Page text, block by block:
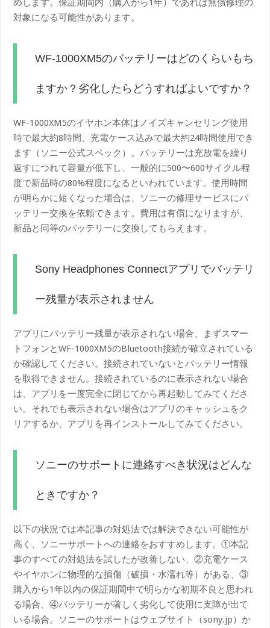
めします。保証期間内（購入から1年）であれば無償修理の
対象になる可能性があります。
WF-1000XM5のバッテリーはどのくらいもち
ますか？劣化したらどうすればよいですか？
WF-1000XM5のイヤホン本体はノイズキャンセリング使用
時で最大約8時間、充電ケース込みで最大約24時間使用でき
ます（ソニー公式スペック）。バッテリーは充放電を繰り
返すにつれて容量が低下し、一般的に500〜600サイクル程
度で新品時の80%程度になるといわれています。使用時間
が明らかに短くなった場合は、ソニーの修理サービスにバ
ッテリー交換を依頼できます。費用は有償になりますが、
新品と同等のバッテリーに交換してもらえます。
Sony Headphones Connectアプリでバッテリ
ー残量が表示されません
アプリにバッテリー残量が表示されない場合、まずスマー
トフォンとWF-1000XM5のBluetooth接続が確立されている
か確認してください。接続されていないとバッテリー情報
を取得できません。接続されているのに表示されない場合
は、アプリを一度完全に閉じてから再起動してみてくださ
い。それでも表示されない場合はアプリのキャッシュをク
リアするか、アプリを再インストールしてみてください。
ソニーのサポートに連絡すべき状況はどんな
ときですか？
以下の状況では本記事の対処法では解決できない可能性が
高く、ソニーサポートへの連絡をおすすめします。①本記
事のすべての対処法を試したが改善しない、②充電ケース
やイヤホンに物理的な損傷（破損・水濡れ等）がある、③
購入から1年以内の保証期間中で明らかな初期不良と思われ
る場合、④バッテリーが著しく劣化して使用に支障が出て
いる場合。ソニーのサポートはウェブサイト（sony.jp）か